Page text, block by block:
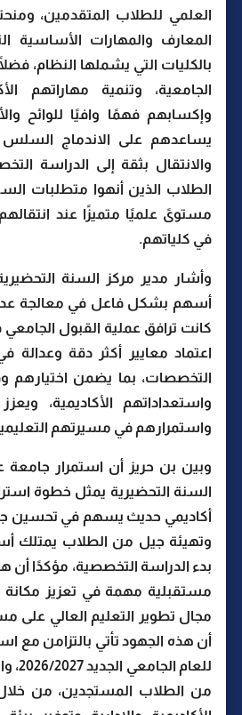
العلمي للطلاب المتقدمين،
المعارف والمهارات الأساسية
بالكليات التي يشملها النظام،
الجامعية، وتنمية مهاراتهم
وإكسابهم فهمًا وافيًا للوائح
يساعدهم على الاندماج السلس
والانتقال بثقة إلى الدراسة
الطلاب الذين أنهوا متطلبات
مستوىً علميًا متميزًا عند
في كلياتهم.
وأشار مدير مركز السنة
أسهم بشكل فاعل في معالجة عدد
كانت ترافق عملية القبول
اعتماد معايير أكثر دقة وعدالة
التخصصات، بما يضمن اختيارهم
واستعداداتهم الأكاديمية،
واستمرارهم في مسيرتهم
وبين بن حريز أن استمرار جامعة
السنة التحضيرية يمثل خطوة
أكاديمي حديث يسهم في تحسين
وتهيئة جيل من الطلاب يمتلك
بدء الدراسة التخصصية، مؤكدًا أن
مستقبلية مهمة في تعزيز مكانة
مجال تطوير التعليم العالي على
أن هذه الجهود تأتي بالتزامن مع
للعام
من الطلاب المستجدين، من خلال